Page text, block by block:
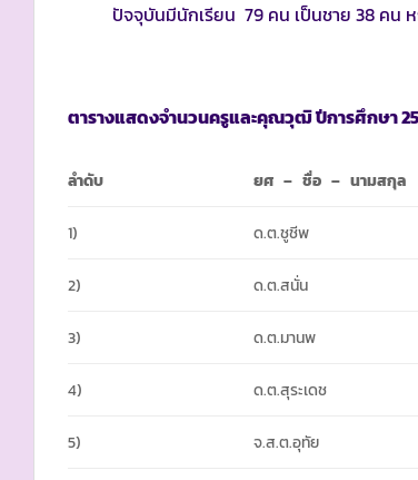
ปัจจุบันมีนักเรียน 79 คน เป็นชาย 38 คน หญิ
ตารางแสดงจำนวนครูและคุณวุฒิ ปีการศึกษา
ลำดับ ยศ –ชื่อ –นามสกุล
1) ด.ต.ชูชีพ
2) ด.ต.สนั่น
3) ด.ต.มานพ
4) ด.ต.สุระเดช
5) จ.ส.ต.อุทัย